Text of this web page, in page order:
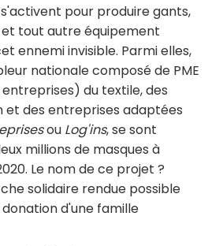
pour produire gants,
tout autre équipement
ennemi invisible. Parmi elles,
nationale composé de PME
du textile, des
et des entreprises adaptées
ou Log'ins, se sont
millions de masques à
Le nom de ce projet ?
solidaire rendue possible
donation d'une famille